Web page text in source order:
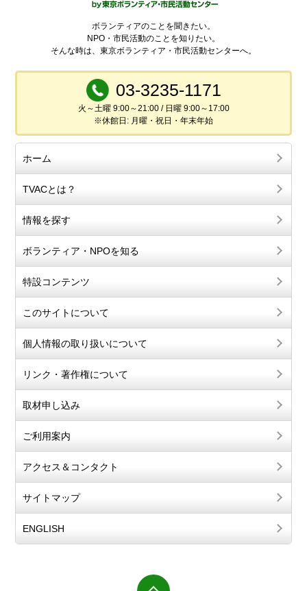
ボランティアのことを聞きたい。
NPO・市民活動のことを知りたい。
そんな時は、東京ボランティア・市民活動センターへ。
03-3235-1171
火～土曜 9:00～21:00 / 日曜 9:00～17:00
※休館日: 月曜・祝日・年末年始
ホーム
TVACとは？
情報を探す
ボランティア・NPOを知る
特設コンテンツ
このサイトについて
個人情報の取り扱いについて
リンク・著作権について
取材申し込み
ご利用案内
アクセス＆コンタクト
サイトマップ
ENGLISH